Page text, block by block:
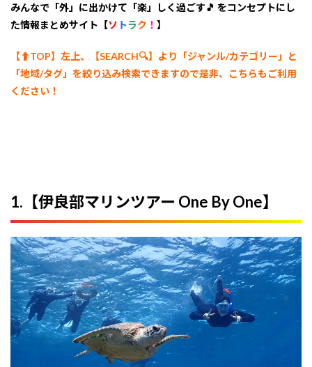
みんなで「外」に出かけて「楽」しく過ごす🎵 をコンセプトにし
た情報まとめサイト【ソ トラク ！ 】
【⬆︎TOP】左上、【SEARCH🔍】より「ジャンル/カテゴリー 」と
「地域/タグ」を絞り込み検索できますので是非、こちらもご利用
ください！
1.【伊良部マリンツアー One By One】